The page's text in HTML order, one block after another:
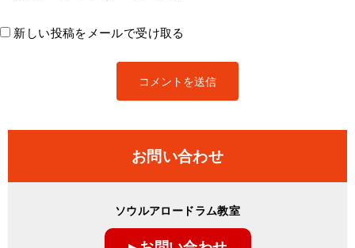
新しい投稿をメールで受け取る
お問い合わせ
ソウルアロードラム教室